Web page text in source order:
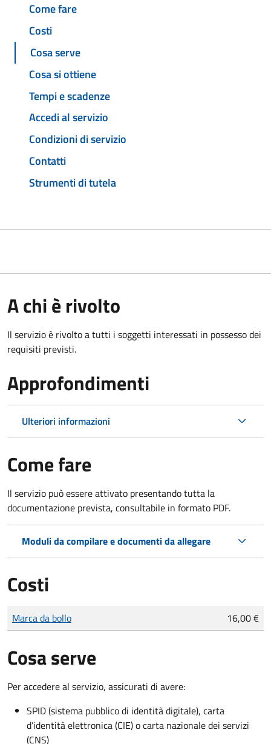
Come fare
Costi
Cosa serve
Cosa si ottiene
Tempi e scadenze
Accedi al servizio
Condizioni di servizio
Contatti
Strumenti di tutela
A chi è rivolto
Il servizio è rivolto a tutti i soggetti interessati in possesso dei
requisiti previsti.
Approfondimenti
Ulteriori informazioni
Come fare
Il servizio può essere attivato presentando tutta la
documentazione prevista, consultabile in formato PDF.
Moduli da compilare e documenti da allegare
Costi
Tipo di pagamento
Importo
Marca da bollo 16,00 €
Cosa serve
Per accedere al servizio, assicurati di avere:
SPID (sistema pubblico di identità digitale), carta
d’identità elettronica (CIE) o carta nazionale dei servizi
(CNS)